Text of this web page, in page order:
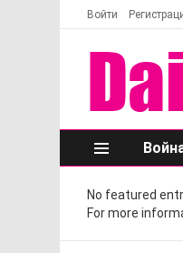
Войти
Меню
No featured
For more